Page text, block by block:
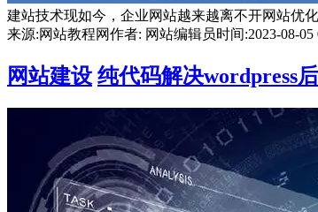
建站技术现如今，企业网站越来越离不开网站优
来源:网站教程网作者: 网站编辑员时间:2023-08-05
网站建设 纯代码解决wordpress